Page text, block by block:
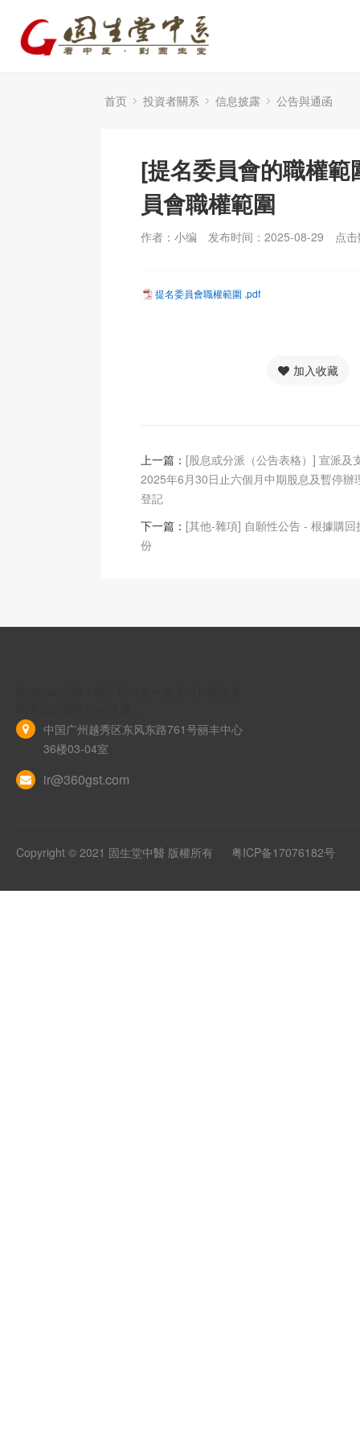
首页 投資者關系 信息披露 公告與通函
[提名委員會的職權範
員會職權範圍
作者：小编 发布时间：2025-08-29 点
提名委員會職權範圍 .pdf
加入收藏
上一篇： [股息或分派（公告表格）] 宣派及
2025年6月30日止六個月中期股息及暫停辦
登記
下一篇： [其他-雜項] 自願性公告 - 根據購回
份
中国广州越秀区东风东路761号丽丰中心
36楼03-04室
ir@360gst.com
Copyright © 2021 固生堂中醫 版權所有 粤ICP备17076182号